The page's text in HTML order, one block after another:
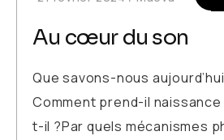
Au cœur du son
Que savons-nous
Comment prend-il
t-il ?Par quels mécanismes